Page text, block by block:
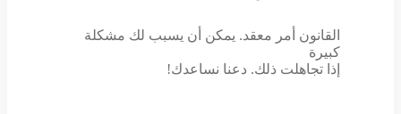
القانون أمر معقد. يمكن أن يسبب لك مشكلة
كبيرة
إذا تجاهلت ذلك. دعنا نساعدك!